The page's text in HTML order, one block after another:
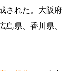
された。大阪府
島県、香川県、